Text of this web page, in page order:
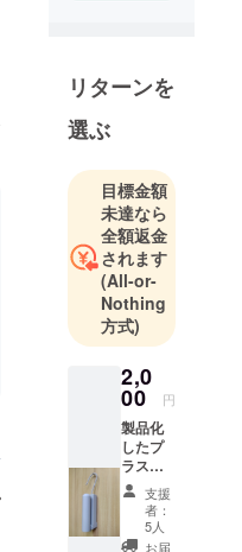
リターンを
選ぶ
目標金額
未達なら
全額返金
されます
(All-or-
Nothing
方式)
2,0
00 円
製品化
したプ
ラス
チック
製のハ
ンガー
キー
支援
者：
5人
お届